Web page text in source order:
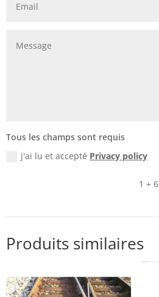
Tous les champs sont requis
j'ai lu et accepté Privacy policy
1 + 6
Produits similaires